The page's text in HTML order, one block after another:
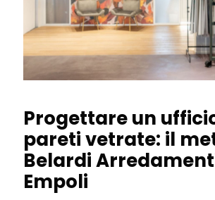
Progettare un
pareti vetrate: il
Belardi
Empoli